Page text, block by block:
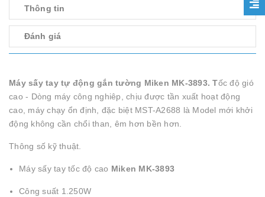
Thông tin
Đánh giá
Máy sấy tay tự động gắn tường Miken MK-3893. Tốc độ gió
cao - Dòng máy công nghiêp, chịu được tần xuất hoạt động
cao, máy chạy ổn định, đặc biệt MST-A2688 là Model mới khởi
động không cần chổi than, êm hơn bền hơn.
Thông số kỹ thuật.
Máy sấy tay tốc độ cao Miken MK-3893
Công suất 1.250W